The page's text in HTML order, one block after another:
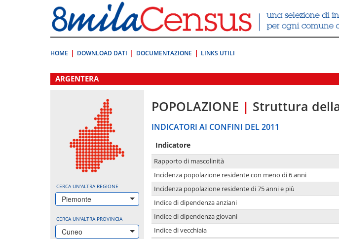
direttamente
a:
Contenuto
HOME DOWNLOAD DATI DOCUMENTAZIONE LINKS UTILI
.
ARGENTERA
CERCA UN'ALTRA REGIONE
Piemonte
CERCA UN'ALTRA PROVINCIA
Cuneo
POPOLAZIONE | Struttura
INDICATORI AI CONFINI DEL 2011
Indicatore
Rapporto di mascolinità
Incidenza popolazione residente con meno di 6 anni
Incidenza popolazione residente di 75 anni e più
Indice di dipendenza anziani
Indice di dipendenza giovani
Indice di vecchiaia